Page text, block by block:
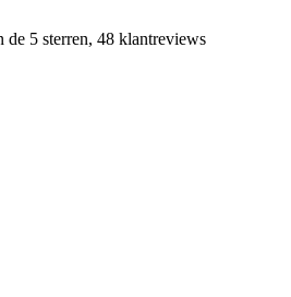
de 5 sterren, 48 klantreviews